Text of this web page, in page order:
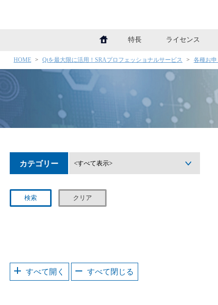
Qtを最大限に活用！SRAプロフェ
特長 ライセンス
HOME > Qtを最大限に活用！SRAプロフェッショナルサービス > 各種お
カテゴリー
すべて開く すべて閉じる